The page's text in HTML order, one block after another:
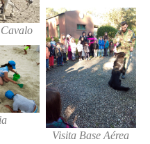
Visita Base Aérea